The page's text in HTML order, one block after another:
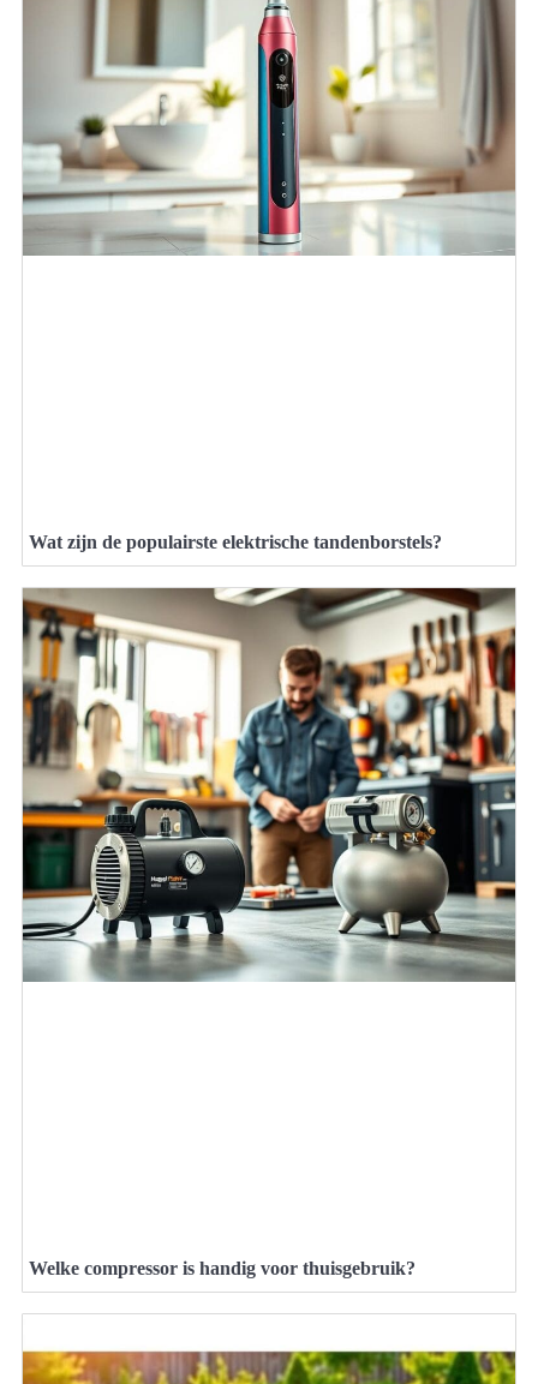
Wat zijn de populairste elektrische tandenborstels?
Welke compressor is handig voor thuisgebruik?